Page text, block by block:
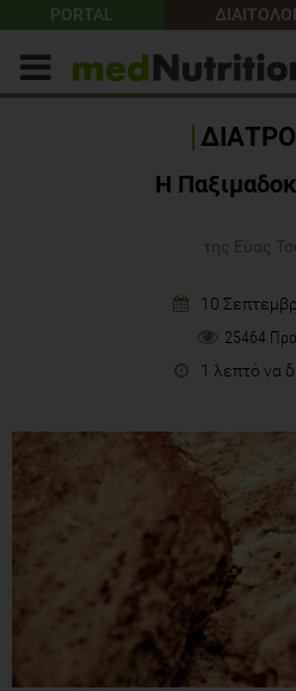
PORTAL
Η
της Εύας
10
25464
1 λεπτό να